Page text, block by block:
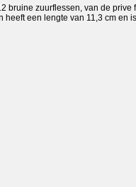
bruine zuurflessen, van de prive
een lengte van 11,3 cm en